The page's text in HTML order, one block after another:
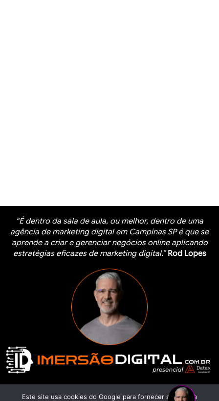
“É dentro da sala de aula, ou melhor, dentro de uma
agência de marketing digital em Campinas SP é que se
aprende a criar e gerenciar negócios online aplicando
estratégias eficazes de marketing digital.” Rod Lopes
Saiba Mais Sobre a Imersão Digital
Este site usa cookies do Google para fornecer serviços e